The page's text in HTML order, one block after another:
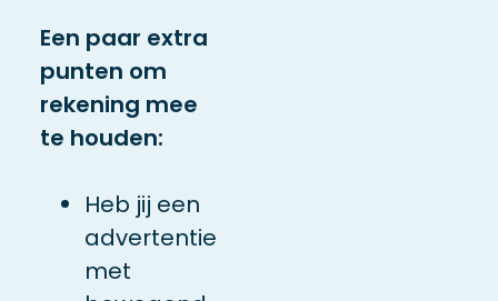
Een paar extra
punten om
rekening mee
te houden:
Heb jij een
advertentie
met